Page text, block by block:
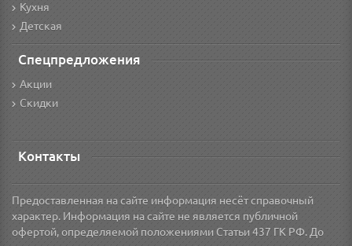
Кухня
Детская
Спецпредложения
Акции
Скидки
Контакты
Предоставленная на сайте информация несёт справочный
характер. Информация на сайте не является публичной
офертой, определяемой положениями Статьи 437 ГК РФ. До